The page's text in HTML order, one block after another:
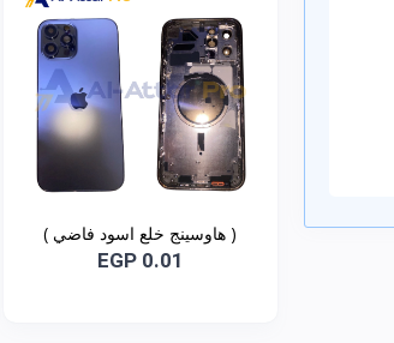
( هاوسينج خلع اسود فاضي )
متوافقة مع - IPhone 12 Pro maxEGP 0.01